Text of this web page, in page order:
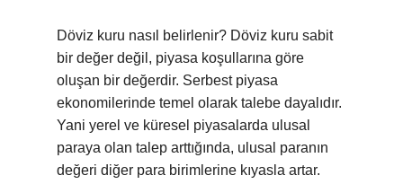
Döviz kuru nasıl belirlenir? Döviz kuru sabit
bir değer değil, piyasa koşullarına göre
oluşan bir değerdir. Serbest piyasa
ekonomilerinde temel olarak talebe dayalıdır.
Yani yerel ve küresel piyasalarda ulusal
paraya olan talep arttığında, ulusal paranın
değeri diğer para birimlerine kıyasla artar.